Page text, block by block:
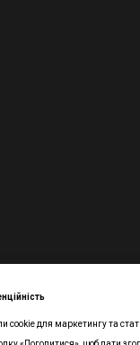
cookie для маркетингу та